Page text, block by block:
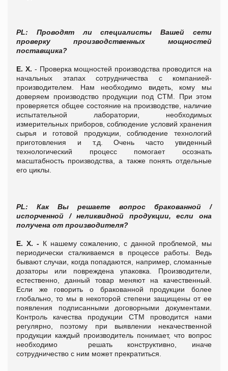
PL: Проводят ли специалисты Вашей сети
проверку производственных мощностей
поставщика?
Е. Х. - Проверка мощностей производства проводится на
начальных этапах сотрудничества с компанией-
производителем. Нам необходимо видеть, кому мы
доверяем производство продукции под СТМ. При этом
проверяется общее состояние на производстве, наличие
испытательной лаборатории, необходимых
измерительных приборов, соблюдение условий хранения
сырья и готовой продукции, соблюдение технологий
приготовления и т.д. Очень часто увиденный
технологический процесс помогает осознать
масштабность производства, а также понять отдельные
его циклы.
PL: Как Вы решаете вопрос бракованной /
испорченной / неликвидной продукции, если она
получена от производителя?
Е. Х. -К нашему сожалению, с данной проблемой, мы
периодически сталкиваемся в процессе работы. Ведь
бывают случаи, когда попадаются, например, сломанные
дозаторы или повреждена упаковка. Производители,
естественно, данный товар меняют на качественный.
Если же говорить о бракованной продукции более
глобально, то мы в некоторой степени защищены от ее
появления подписанными договорными документами.
Контроль качества продукции СТМ проводится нами
регулярно, поэтому при выявлении некачественной
продукции каждый производитель понимает, что вопрос
необходимо решать конструктивно, иначе
сотрудничество с ним может прекратиться.